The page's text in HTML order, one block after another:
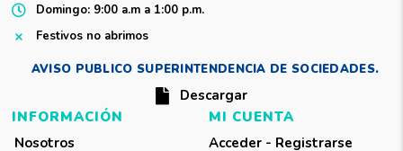
Domingo: 9:00 a.m a 1:00 p.m.
Festivos no abrimos
AVISO PUBLICO SUPERINTENDENCIA DE SOCIEDADES.
Descargar
INFORMACIÓN
Nosotros
MI CUENTA
Acceder - Registrarse